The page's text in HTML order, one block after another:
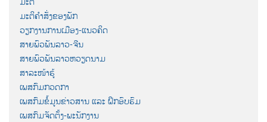
ມະຕິຄຳສັ່ງຂອງພັກ
ວຽກງານການເມືອງ-ແນວຄິດ
ສາຍພົວພັນລາວ-ຈີນ
ສາຍພົວພັນລາວຫວຽດນາມ
ສາລະໜ້າຮູ້
ເພສກົມກວດກາ
ເພສກົມຂໍ້ມູນຂ່າວສານ ແລະ ຝຶກອົບຮົມ
ເພສກົມຈັດຕັ້ງ-ພະນັກງານ